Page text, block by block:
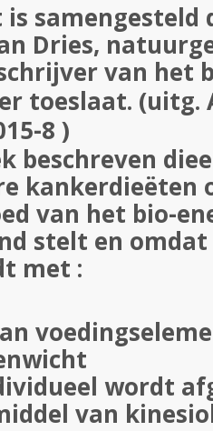
samengesteld
Dries,
van het
toeslaat. (uitg.
8 )
beschreven
kankerdieëten
van het bio-
stelt en
met :
wordt
van